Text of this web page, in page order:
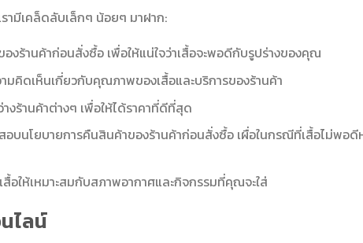
รามีเคล็ดลับเล็กๆ น้อยๆ มาฝาก:
งร้านค้าก่อนสั่งซื้อ เพื่อให้แน่ใจว่าเสื้อจะพอดีกับรูปร่างของคุณ
มคิดเห็นเกี่ยวกับคุณภาพของเสื้อและบริการของร้านค้า
างร้านค้าต่างๆ เพื่อให้ได้ราคาที่ดีที่สุด
อบนโยบายการคืนสินค้าของร้านค้าก่อนสั่งซื้อ เผื่อในกรณีที่เสื้อไม่พอดี
อให้เหมาะสมกับสภาพอากาศและกิจกรรมที่คุณจะใส่
ไลน์